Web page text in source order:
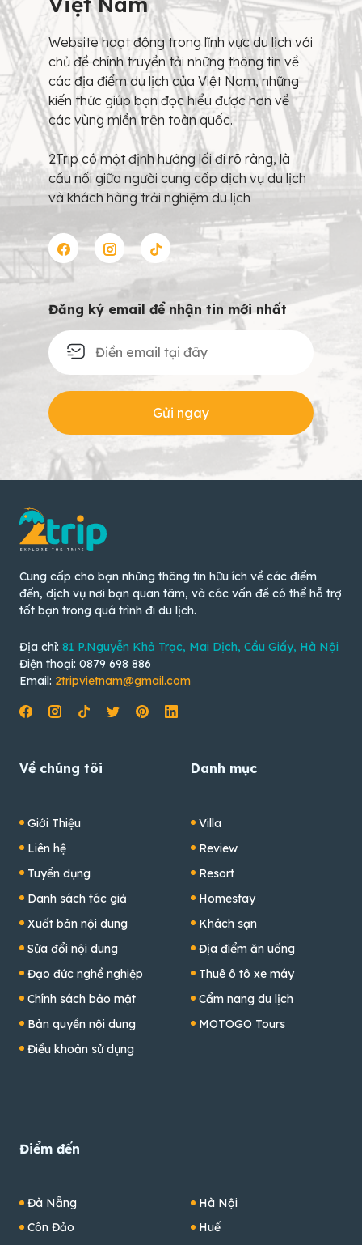
Website hoạt động trong lĩnh vực du lịch với
chủ đề chính truyền tải những thông tin về
các địa điểm du lịch của Việt Nam, những
kiến thức giúp bạn đọc hiểu được hơn về
các vùng miền trên toàn quốc.
2Trip có một định hướng lối đi rõ ràng, là
cầu nối giữa người cung cấp dịch vụ du lịch
và khách hàng trải nghiệm du lịch
Đăng ký email để nhận tin mới nhất
Gửi ngay
Cung cấp cho bạn những thông tin hữu ích về các điểm
đến, dịch vụ nơi bạn quan tâm, và các vấn đề có thể hỗ trợ
tốt bạn trong quá trình đi du lịch.
Địa chỉ: 81 P.Nguyễn Khả Trạc, Mai Dịch, Cầu Giấy, Hà Nội
Điện thoại: 0879 698 886
Email: 2tripvietnam@gmail.com
Về chúng tôi
Giới Thiệu
Liên hệ
Tuyển dụng
Danh sách tác giả
Xuất bản nội dung
Sửa đổi nội dung
Đạo đức nghề nghiệp
Chính sách bảo mật
Bản quyền nội dung
Điều khoản sử dụng
Danh mục
Villa
Review
Resort
Homestay
Khách sạn
Địa điểm ăn uống
Thuê ô tô xe máy
Cẩm nang du lịch
MOTOGO Tours
Điểm đến
Đà Nẵng
Côn Đảo
Hà Nội
Huế